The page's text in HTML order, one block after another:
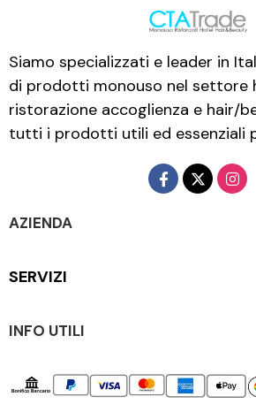
Siamo specializzati e leader in
di prodotti monouso nel settore
ristorazione accoglienza e hair/
tutti i prodotti utili ed essenziali
AZIENDA
SERVIZI
INFO UTILI